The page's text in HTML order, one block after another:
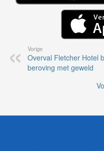
Vorige
Overval Fletcher Hotel
beroving met geweld